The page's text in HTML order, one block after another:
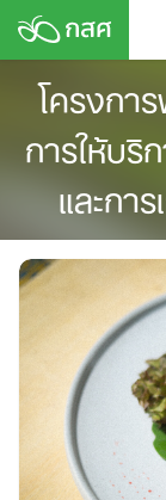
Skip
contentโครงกา
การให้บ
และกา